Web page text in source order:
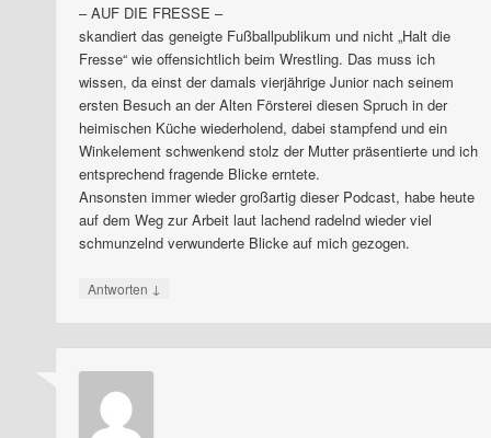
– AUF DIE FRESSE –
skandiert das geneigte Fußballpublikum und nicht „Halt die
Fresse“ wie offensichtlich beim Wrestling. Das muss ich
wissen, da einst der damals vierjährige Junior nach seinem
ersten Besuch an der Alten Försterei diesen Spruch in der
heimischen Küche wiederholend, dabei stampfend und ein
Winkelement schwenkend stolz der Mutter präsentierte und ich
entsprechend fragende Blicke erntete.
Ansonsten immer wieder großartig dieser Podcast, habe heute
auf dem Weg zur Arbeit laut lachend radelnd wieder viel
schmunzelnd verwunderte Blicke auf mich gezogen.
Antworten ↓